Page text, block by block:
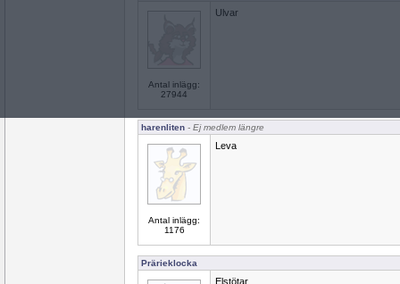
Antal inlägg:
27944
Ulvar
harenliten - Ej medlem längre
Antal inlägg:
1176
Leva
Prärieklocka
Elstötar